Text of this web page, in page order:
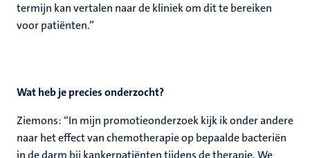
termijn kan vertalen naar de kliniek om dit te bereiken
voor patiënten.”
Wat heb je precies onderzocht?
Ziemons: “In mijn promotieonderzoek kijk ik onder andere
naar het effect van chemotherapie op bepaalde bacteriën
in de darm bij kankerpatiënten tijdens de therapie. We